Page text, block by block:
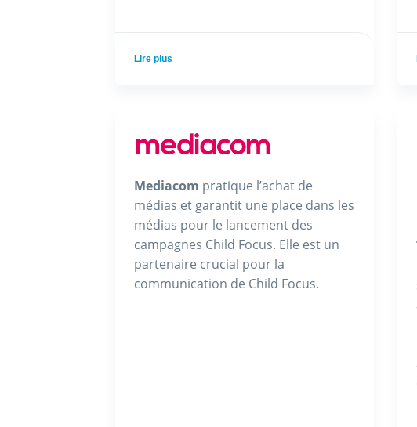
Lire plus
Mediacom pratique l’achat de
médias et garantit une place dans les
médias pour le lancement des
campagnes Child Focus. Elle est un
partenaire crucial pour la
communication de Child Focus.